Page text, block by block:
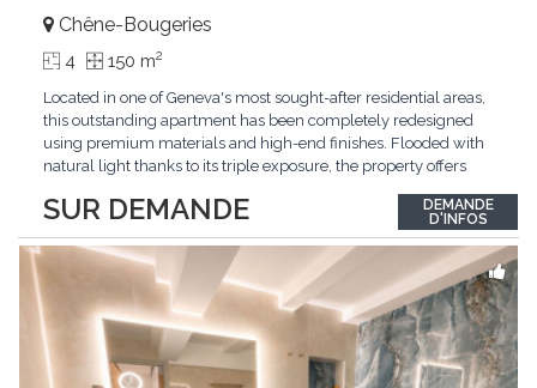
SUR DEMANDE
Chêne-Bougeries
4 150 m2
Located in one of Geneva's most sought-after residential areas,
this outstanding apartment has been completely redesigned
using premium materials and high-end finishes. Flooded with
natural light thanks to its triple exposure, the property offers
master suite, elegant reception areas, and a spacious terrace
overlooking a peaceful and green...
DEMANDE
D'INFOS